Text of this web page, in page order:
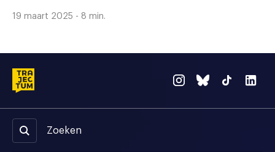
19 maart 2025 - 8 min.
Zoeken